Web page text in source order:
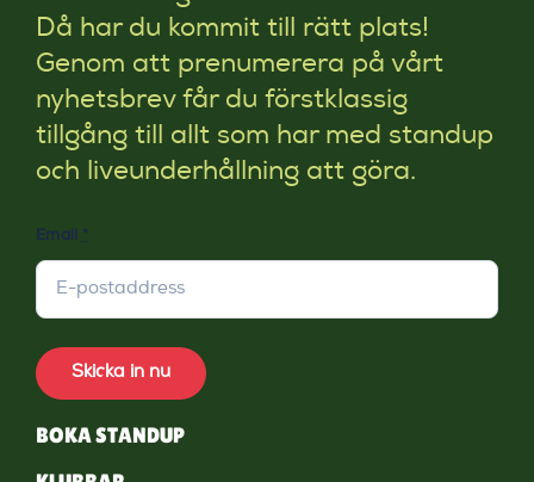
Då har du kommit till rätt plats!
Genom att prenumerera på vårt
nyhetsbrev får du förstklassig
tillgång till allt som har med standup
och liveunderhållning att göra.
Email *
Skicka in nu
BOKA STANDUP